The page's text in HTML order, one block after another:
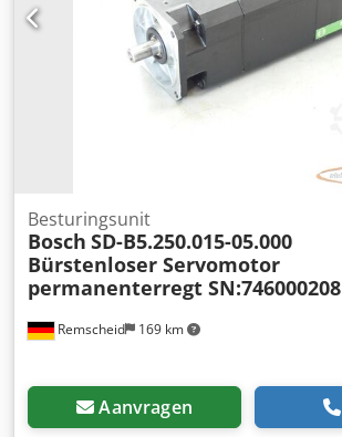
verzendkosten op aanvraag!
Remscheid 169 km
Besturingsunit
Bosch SD-B5.250.015-05.000
Bürstenloser Servomotor
permanenterregt SN:746000208
Aanvragen